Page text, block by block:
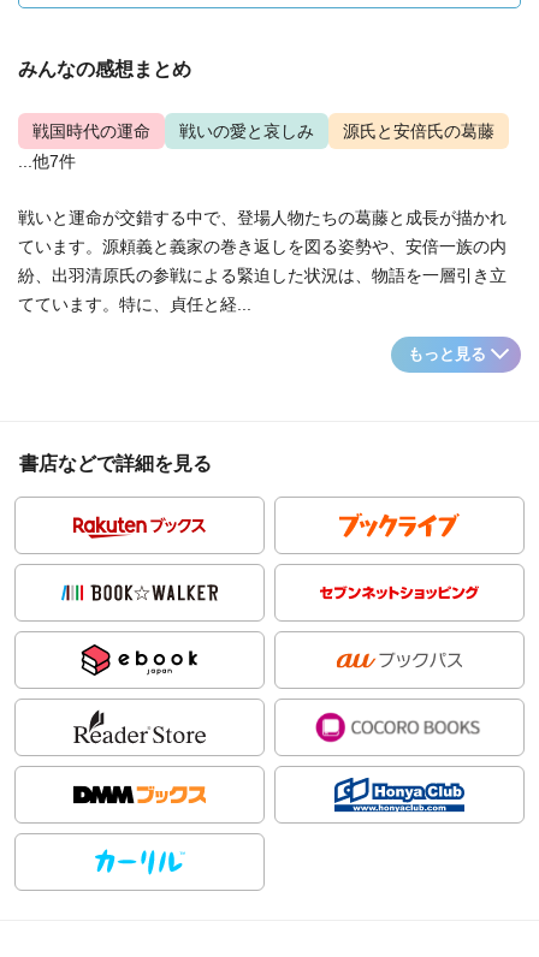
みんなの感想まとめ
戦国時代の運命 戦いの愛と哀しみ
源氏と安倍氏の葛藤
...他7件
戦いと運命が交錯する中で、登場人物たちの葛藤と成長が描かれ
ています。源頼義と義家の巻き返しを図る姿勢や、安倍一族の内
紛、出羽清原氏の参戦による緊迫した状況は、物語を一層引き立
てています。特に、貞任と経...
もっと見る
書店などで詳細を見る